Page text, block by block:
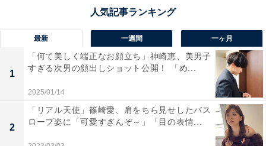
最新 一週間 一ヶ月
1
「何て美しく端正なお顔立ち」神崎恵、美男子
すぎる次男の顔出しショット公開！ 「め...
2025/01/14
2
「リアル天使」篠崎愛、肩をちら見せしたバス
ローブ姿に「可愛すぎんぞ～」「目の表情...